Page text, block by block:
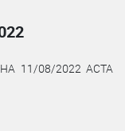
11/08/2022 ACTA